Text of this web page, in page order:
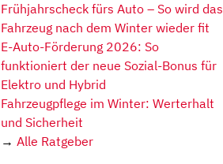
Frühjahrscheck fürs Auto – So wird das
Fahrzeug nach dem Winter wieder fit
E-Auto-Förderung 2026: So
funktioniert der neue Sozial-Bonus für
Elektro und Hybrid
Fahrzeugpflege im Winter: Werterhalt
und Sicherheit
→ Alle Ratgeber